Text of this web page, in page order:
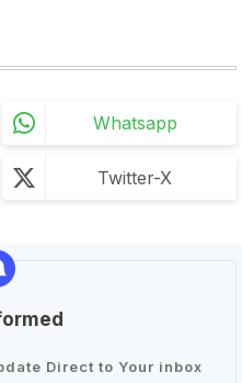
Whatsapp
Twitter-X
Direct to Your inbox